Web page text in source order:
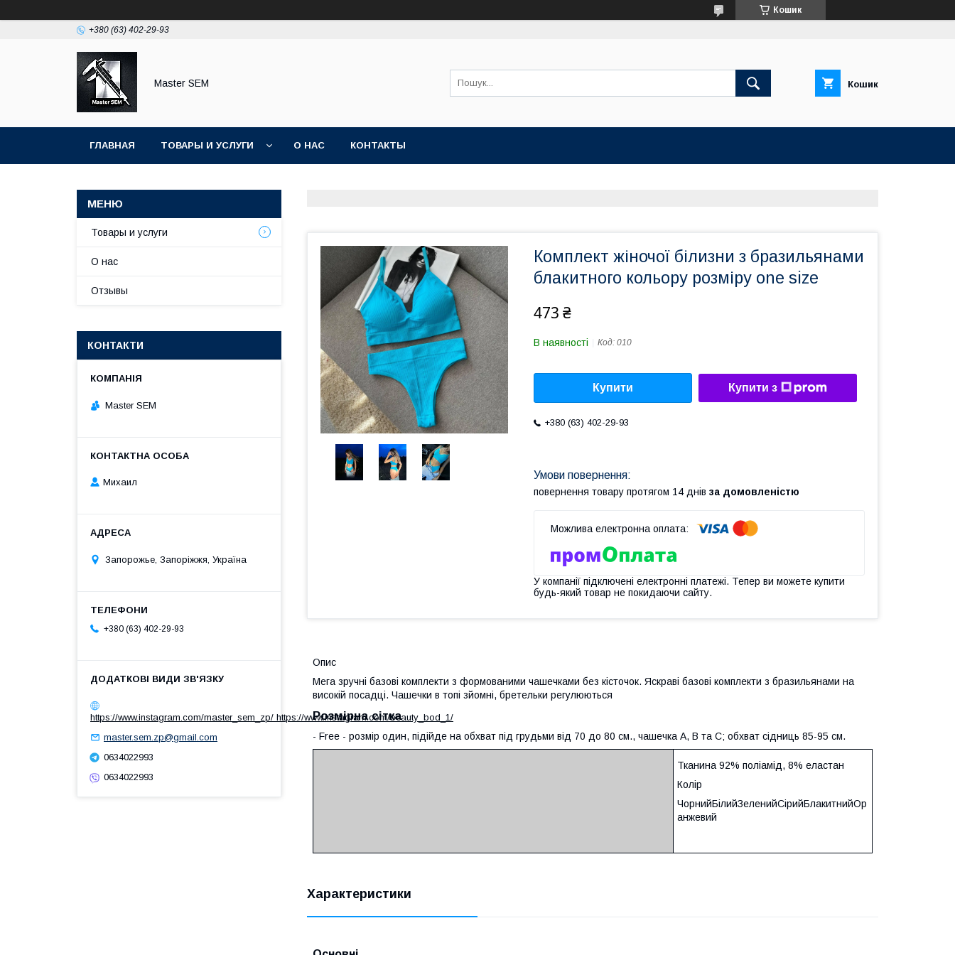
Кошик
+380 (63) 402-29-93
Master SEM Кошик
ГЛАВНАЯ ТОВАРЫ И УСЛУГИ О НАС КОНТАКТЫ
Комплект жіночої білизни з бразильянами
блакитного кольору розміру one size
473 ₴
В наявності Код: 010
Купити Купити з
+380 (63) 402-29-93
повернення товару протягом 14 днів за домовленістю
У компанії підключені електронні платежі. Тепер ви можете купити
будь-який товар не покидаючи сайту.
Опис
Мега зручні базові комплекти з формованими чашечками без кісточок. Яскраві базові комплекти з бразильянами на
високій посадці. Чашечки в топі зйомні, бретельки регулюються
Розмірна сітка
- Free - розмір один, підійде на обхват під грудьми від 70 до 80 см., чашечка А, В та С; обхват сідниць 85-95 см.
Тканина 92% поліамід, 8% еластан
Колір
ЧорнийБілийЗеленийСірийБлакитнийОр
анжевий
Характеристики
Товары и услуги
О нас
Отзывы
КОНТАКТИ
Master SEM
Михаил
Запорожье, Запоріжжя, Україна
+380 (63) 402-29-93
https://www.instagram.com/master_sem_zp/ https://www.instagram.com/beauty_bod_1/
master.sem.zp@gmail.com
0634022993
0634022993